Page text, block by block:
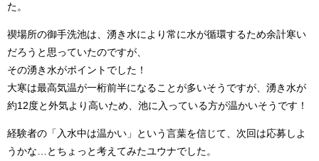
た。
禊場所の御手洗池は、湧き水により常に水が循環するため余計寒い
だろうと思っていたのですが、
その湧き水がポイントでした！
大寒は最高気温が一桁前半になることが多いそうですが、湧き水が
約12度と外気より高いため、池に入っている方が温かいそうです！
経験者の「入水中は温かい」という言葉を信じて、次回は応募しよ
うかな…とちょっと考えてみたユウナでした。